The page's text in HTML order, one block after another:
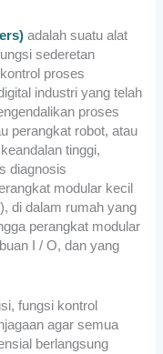
adalah suatu alat
sederetan
proses
industri yang telah
proses
perangkat robot, atau
tinggi,
diagnosis
modular kecil
di dalam rumah yang
perangkat modular
I / O, dan yang
fungsi kontrol
agar semua
berlangsung